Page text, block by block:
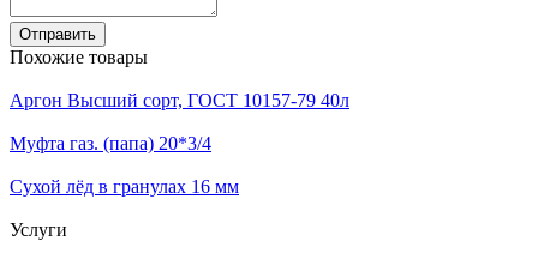
Отправить
Похожие товары
Аргон Высший сорт, ГОСТ 10157-79 40л
Муфта газ. (папа) 20*3/4
Сухой лёд в гранулах 16 мм
Услуги